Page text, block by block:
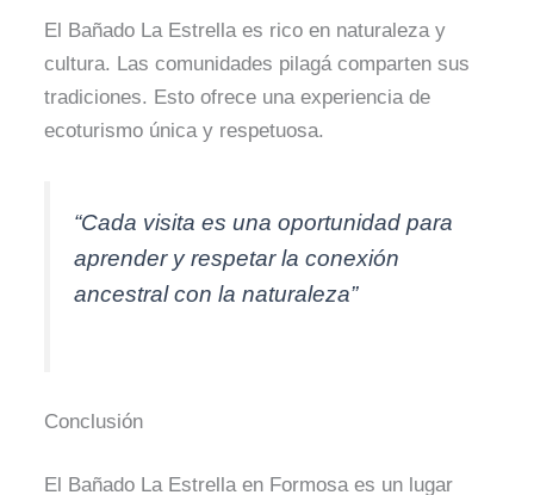
El Bañado La Estrella es rico en naturaleza y
cultura. Las comunidades pilagá comparten sus
tradiciones. Esto ofrece una experiencia de
ecoturismo única y respetuosa.
“Cada visita es una oportunidad para
aprender y respetar la conexión
ancestral con la naturaleza”
Conclusión
El Bañado La Estrella en Formosa es un lugar